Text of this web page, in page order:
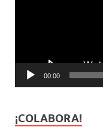
00:00
¡COLABORA!